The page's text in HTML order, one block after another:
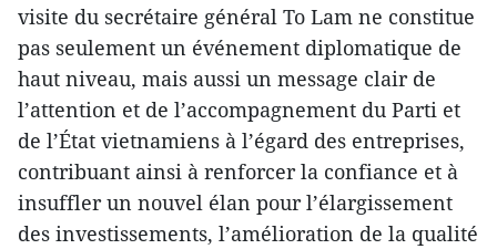
visite du secrétaire général To Lam ne constitue
pas seulement un événement diplomatique de
haut niveau, mais aussi un message clair de
l’attention et de l’accompagnement du Parti et
de l’État vietnamiens à l’égard des entreprises,
contribuant ainsi à renforcer la confiance et à
insuffler un nouvel élan pour l’élargissement
des investissements, l’amélioration de la qualité